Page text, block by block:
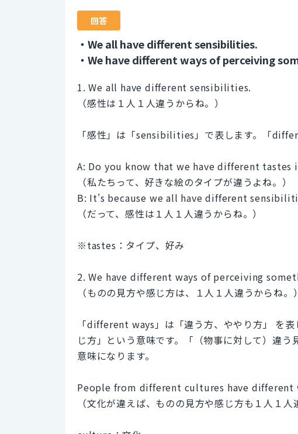
回答
・We all have different sensibilities.
・We have different ways of perceiving
1. We all have different sensibilities.
（感性は１人１人違うからね。）
「感性」は「sensibilities」で表します。「
A: Do you know that we have different tastes
（私たちって、好きな絵のタイプが違うよね。）
B: It's because we all have different
（だって、感性は１人１人違うからね。）
※tastes：タイプ、好み
2. We have different ways of perceiving
（ものの見方や感じ方は、１人１人違うからね。）
「different ways」は「違う方、ややり方」 を
じ方」という意味です。「（物事に対して）違
意味になります。
People from different cultures have different
（文化が違えば、ものの見方や感じ方も１人１人